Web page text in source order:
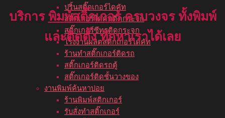
ปริ้นสติ๊กเกอร์ไดคัท
สติ๊กเกอร์ไดคัทติดกระจก
สติ๊กเกอร์ซีทรูติดกระจก
โรงงานผลิตสติ๊กเกอร์ไดคัท
ร้านทำสติ๊กเกอร์ติดรถ
สติ๊กเกอร์ติดรถตู้
สติ๊กเกอร์ติดชั้นวางของ
งานพิมพ์ค้นหาบ่อย
ร้านพิมพ์สติกเกอร์
รับสั่งทำสติ๊กเกอร์
บริการ พิมพ์สติ๊กเกอร์ครบวงจร ทั้งพิมพ์
และติดตั้ง ทักหาเราได้เลย